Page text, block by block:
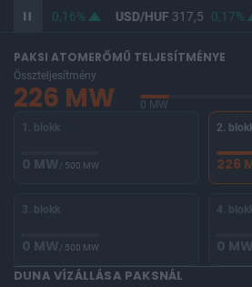
365,98 0,16% USD/HUF317,5 0,17%
PAKSI ATOMERŐMŰ TELJESÍTMÉNYE
Összteljesítmény
226 MW 0 MW
1. blokk
0 MW/ 500 MW
2.
226
3. blokk
0 MW/ 500 MW
4.
0 MW
DUNA VÍZÁLLÁSA PAKSNÁL